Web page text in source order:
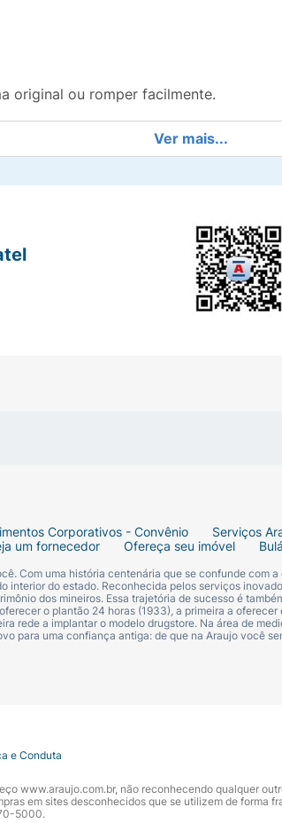
original ou romper facilmente.
salões de beleza ou para penteados
diversos estilos e tons de cabelo.
Ver mais...
Corporativos - Convênio Serviços
um fornecedor Ofereça seu imóvel
Com uma história centenária que se confunde com
do estado. Reconhecida pelos serviços
dos mineiros. Essa trajetória de sucesso é
o plantão 24 horas (1933), a primeira a
rede a implantar o modelo drugstore. Na área de
para uma confiança antiga: de que na Araujo você
e Conduta
www.araujo.com.br, não reconhecendo qualquer
em sites desconhecidos que se utilizem de forma
5000.